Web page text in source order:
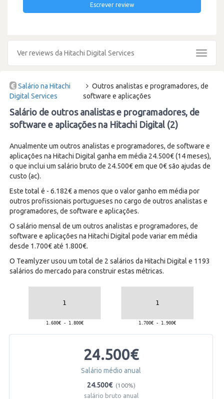
Escrever review
Ver reviews da Hitachi Digital Services
Toggle
Salário na Hitachi
Digital Services
Outros analistas e programadores, de
software e aplicações
Salário de outros analistas e programadores, de
software e aplicações na Hitachi Digital (2)
Anualmente um outros analistas e programadores, de software e
aplicações na Hitachi Digital ganha em média 24.500€ (14 meses),
o que inclui um salário bruto de 24.500€ em que 0€ são ajudas de
custo (ac).
Este total é - 6.182€ a menos que o valor ganho em média por
outros profissionais portugueses no cargo de outros analistas e
programadores, de software e aplicações.
O salário mensal de um outros analistas e programadores, de
software e aplicações na Hitachi Digital pode variar em média
desde 1.700€ até 1.800€.
O Teamlyzer usou um total de 2 salários da Hitachi Digital e 1193
salários do mercado para construir estas métricas.
24.500€
Salário médio anual
24.500€ (100%)
salário bruto anual